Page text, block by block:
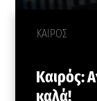
ΚΑΙΡΟΣ
Καιρός:
καλά!